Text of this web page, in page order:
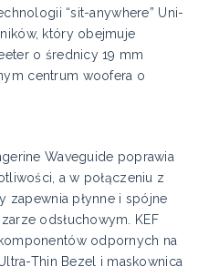
“sit-anywhere” Uni-
który obejmuje
o średnicy 19 mm
centrum woofera o
Waveguide poprawia
a w połączeniu z
zapewnia płynne i spójne
odsłuchowym. KEF
odpornych na
Thin Bezel i maskownica